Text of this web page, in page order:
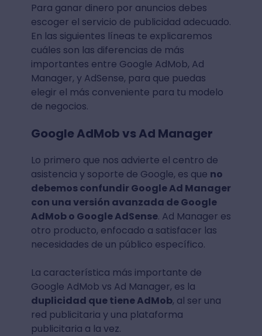
Para ganar dinero por anuncios debes
escoger el servicio de publicidad adecuado.
En las siguientes líneas te explicaremos
cuáles son las diferencias de más
importantes entre Google AdMob, Ad
Manager, y AdSense, para que puedas
elegir el más conveniente para tu modelo
de negocios.
Google AdMob vs Ad Manager
Lo primero que nos advierte el centro de
asistencia y soporte de Google, es que no
debemos confundir Google Ad Manager
con una versión avanzada de Google
AdMob o Google AdSense. Ad Manager es
otro producto, enfocado a satisfacer las
necesidades de un público específico.
La característica más importante de
Google AdMob vs Ad Manager, es la
duplicidad que tiene AdMob, al ser una
red publicitaria y una plataforma
publicitaria a la vez.